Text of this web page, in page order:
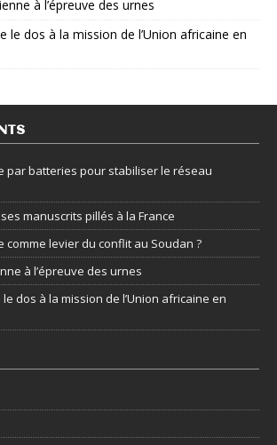
à l’épreuve des urnes
le dos à la mission de l’Union africaine en
par batteries pour stabiliser le réseau
manuscrits pillés à la France
comme levier du conflit au Soudan ?
à l’épreuve des urnes
dos à la mission de l’Union africaine en